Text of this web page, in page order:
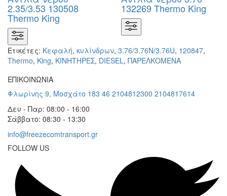
2.35/3.53 130508
Thermo King
132269 Thermo King
Ετικέτες: Κεφαλή, κυλίνδρων, 3.76/3.76N/3.76U, 120847,
Thermo, King, KΙΝΗΤΗΡΕΣ, DIESEL, ΠΑΡΕΛΚΟΜΕΝΑ
ΕΠΙΚΟΙΝΩΝΙΑ
Φλωρίνης 9, Μοσχάτο 183 46 2104812300 2104817614
Δευ - Παρ: 08:00 - 16:00
Σάββατο: 08:30 - 13:30
info@freezecomtransport.gr
FOLLOW US